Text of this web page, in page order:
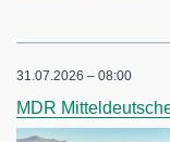
31.07.2026 – 08:00
MDR